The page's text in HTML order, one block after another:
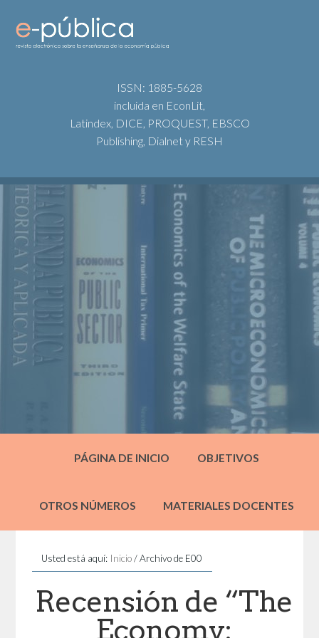
ISSN: 1885-5628
incluida en EconLit,
Latindex, DICE, PROQUEST, EBSCO
Publishing, Dialnet y RESH
PÁGINA DE INICIO OBJETIVOS
OTROS NÚMEROS MATERIALES DOCENTES
Usted está aquí: Inicio /Archivo de E00
Recensión de “The
Economy: